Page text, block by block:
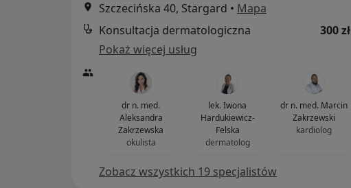
Szczecińska 40, Stargard • Mapa
Konsultacja dermatologiczna
300 zł
Pokaż więcej usług
dr n. med.
Aleksandra
Zakrzewska
okulista
lek. Iwona
Hardukiewicz-
Felska
dermatolog
dr n. med. Marcin
Zakrzewski
kardiolog
Zobacz wszystkich 19 specjalistów